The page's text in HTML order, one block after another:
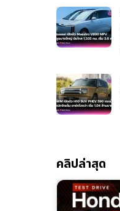
คลิปล่าสุด